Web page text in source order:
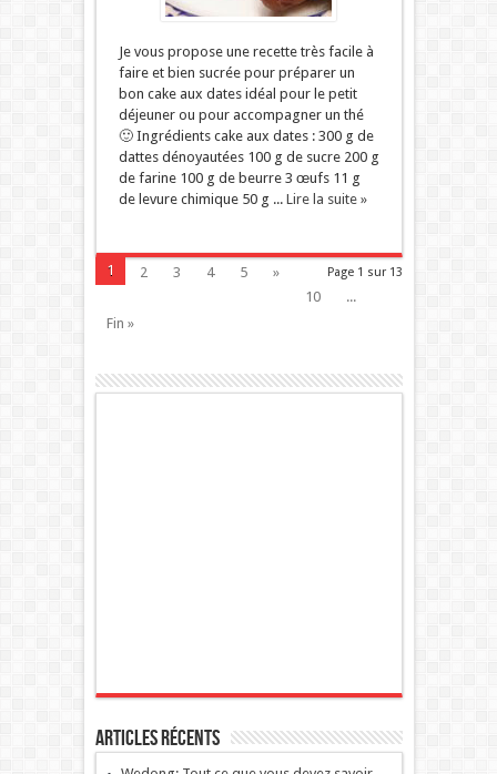
Je vous propose une recette très facile à
faire et bien sucrée pour préparer un
bon cake aux dates idéal pour le petit
déjeuner ou pour accompagner un thé
🙂 Ingrédients cake aux dates : 300 g de
dattes dénoyautées 100 g de sucre 200 g
de farine 100 g de beurre 3 œufs 11 g
de levure chimique 50 g ... Lire la suite »
Page 1 sur 13
1 2 3 4 5
»
10
...
Fin »
Articles récents